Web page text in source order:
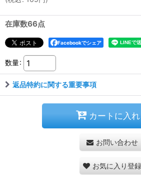
在庫数66点
Facebookでシェア
数量:
返品特約に関する重要事項
カートに入
お問い合わせ
お気に入り登録